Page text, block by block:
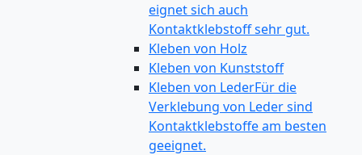
eignet sich auch
Kontaktklebstoff sehr gut.
Kleben von Holz
Kleben von Kunststoff
Kleben von LederFür die
Verklebung von Leder sind
Kontaktklebstoffe am besten
geeignet.